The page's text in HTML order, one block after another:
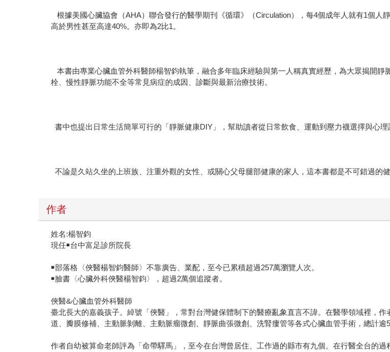
根據美國心臟協會（AHA）聯合發行的醫學期刊《循環》（Circulation），每4個成年人就有1個人
高於男性甚至高達40%。亦即為2比1。
本書由專業心臟血管外科醫師楊智鈞執筆，融合多年臨床經驗與第一人稱真實經歷，為大眾揭開
栓、慢性靜脈功能不全等常見病症的成因、診斷與最新治療技術。
書中也提出日常生活簡單可行的「靜脈健康DIY」，幫助讀者從日常飲食、運動到壓力襪選擇與心
不論是久站久坐的上班族、注重外觀的女性、或關心父母腿部健康的家人，這本書都是不可錯過的健
作者
姓名:楊智鈞
現任￭台中富足診所院長
￭部落格〈俠醫楊智鈞醫師〉不靠廣告、業配，至今已累積超過257萬瀏覽人次。
￭臉書〈心臟外科俠醫楊智鈞〉，超過2萬個追蹤者。
俠醫&心臟血管外科醫師
臺北長大的嘉義孩子。綽號「俠醫」，常對台灣健保體制下的醫療亂象直言不諱。在醫學領域裡，
道、瓣膜修補、主動脈剝離、主動脈瘤微創、靜脈曲張微創、洗腎瘻管等各式心臟血管手術，總計逾
作者自幼被算命老師評為「命帶驛馬」，至今在台灣曾居住、工作過的縣市有九個。在行醫全台的